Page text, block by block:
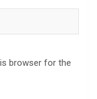
browser for the